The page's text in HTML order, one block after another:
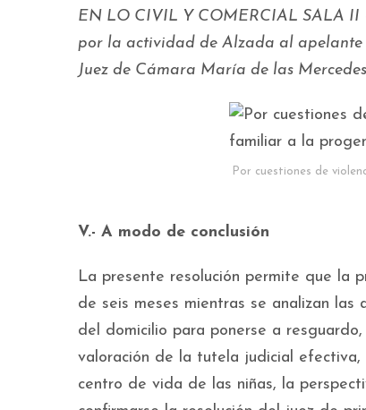
EN LO CIVIL Y COMERCIAL SALA II
por la actividad de Alzada al apelante
Juez de Cámara María de las
Por cuestiones de
V.- A modo de conclusión
La presente resolución permite que la
de seis meses mientras se analizan
del domicilio para ponerse a
valoración de la tutela judicial efectiva,
centro de vida de las niñas, la